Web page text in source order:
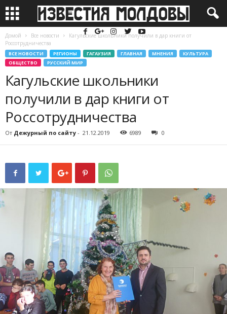
Домой Все новости
Кагульские школьники получили в дар книги от
Россотрудничества
ВСЕ НОВОСТИ РЕГИОНЫ ГАГАУЗИЯ ГЛАВНАЯ МНЕНИЯ
КУЛЬТУРА
ОБЩЕСТВО
РУССКИЙ МИР
Кагульские школьники
получили в дар книги от
Россотрудничества
От Дежурный по сайту - 21.12.2019 6989 0